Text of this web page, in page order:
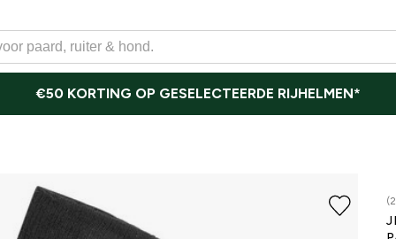
€50 KORTING OP GESELECTEERDE RIJHELMEN*